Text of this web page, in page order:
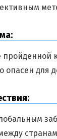
опасен